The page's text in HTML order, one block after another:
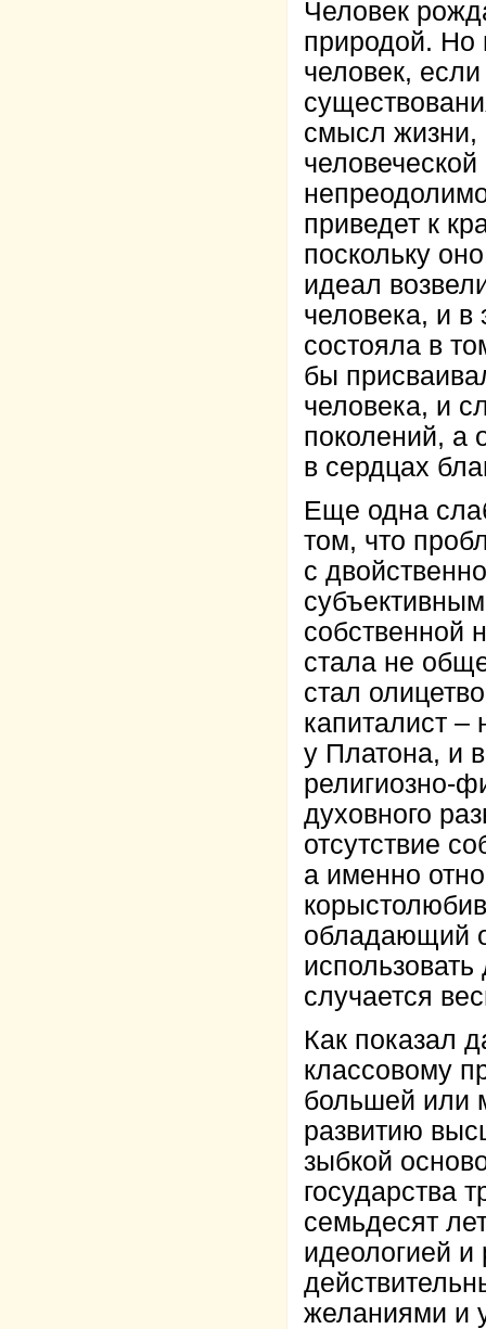
Человек
природой. Но
человек,
смысл жизни,
приведет к
поскольку
идеал
человека, и в
состояла в
бы
человека, и
поколений, а
в сердцах
Еще одна
том, что
с
собственной
стала не
стал
капиталист –
у Платона, и
религиозно-
духовного
отсутствие
а именно
обладающий
случается
Как показал
классовому
большей или
развитию
зыбкой
государства
семьдесят
идеологией
желаниями и